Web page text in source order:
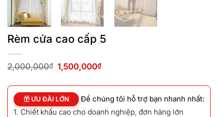
Rèm cửa cao cấp 5
2,000,000₫ Giá
gốc
2,000,000₫.
1,500,000₫Giá
1,500,000₫.
ƯU ĐÃI LỚN
Để chúng tôi hỗ trợ bạn nhanh nhất:
1. Chiết khấu cao cho doanh nghiệp, đơn hàng lớn